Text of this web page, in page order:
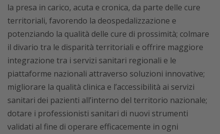
la presa in carico, acuta e cronica, da parte delle cure
territoriali, favorendo la deospedalizzazione e
potenziando la qualità delle cure di prossimità; colmare
il divario tra le disparità territoriali e offrire maggiore
integrazione tra i servizi sanitari regionali e le
piattaforme nazionali attraverso soluzioni innovative;
migliorare la qualità clinica e l’accessibilità ai servizi
sanitari dei pazienti all’interno del territorio nazionale;
dotare i professionisti sanitari di nuovi strumenti
validati al fine di operare efficacemente in ogni